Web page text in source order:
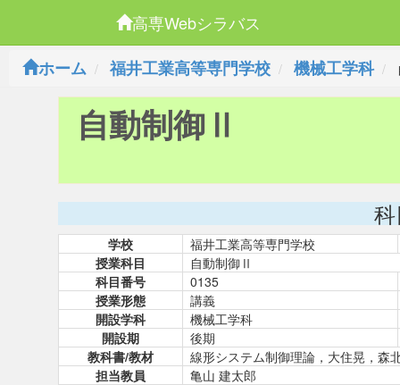
高専Webシラバス
ホーム
福井工業高等専門学校 機械工学科
自動制御Ⅱ
学校
福井工業高等専門学校
授業科目
自動制御Ⅱ
科目番号
0135
授業形態
講義
開設学科
機械工学科
開設期
後期
教科書/教材
線形システム制御理論，大住晃，森
担当教員
亀山 建太郎